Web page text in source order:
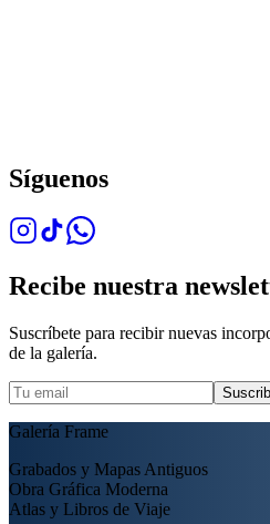
Síguenos
Recibe nuestra
Suscríbete para recibir nuevas
de la galería.
Galería Frame
Grabados y Mapas Antiguos
Obra Gráfica Moderna
Atlas y Libros de Viaje